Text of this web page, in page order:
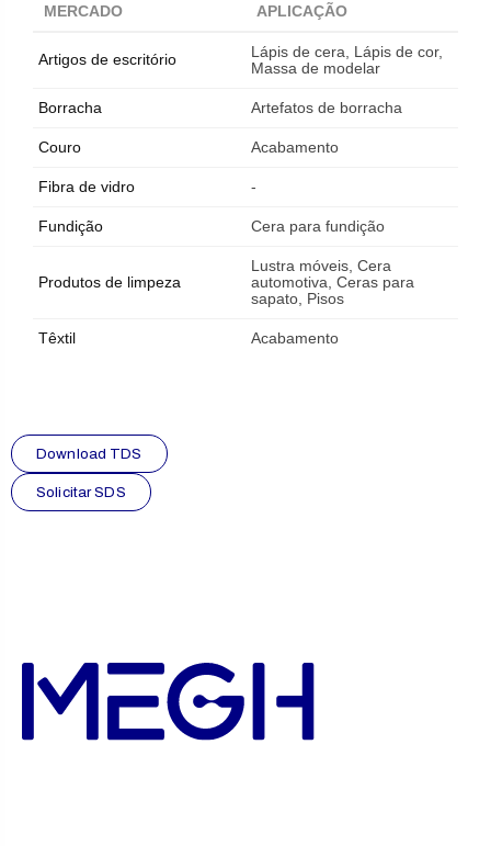
MERCADO APLICAÇÃO
Artigos de escritório
Lápis de cera, Lápis de cor,
Massa de modelar
Borracha Artefatos de borracha
Couro Acabamento
Fibra de vidro -
Fundição Cera para fundição
Produtos de limpeza
Lustra móveis, Cera
automotiva, Ceras para
sapato, Pisos
Têxtil Acabamento
Download TDS
Solicitar SDS